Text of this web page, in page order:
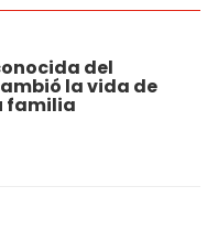
del
la vida de
familia